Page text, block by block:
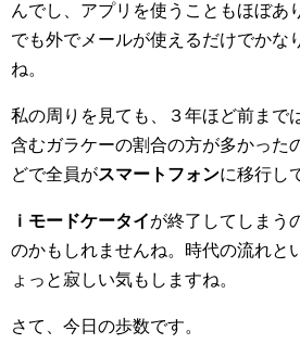
んでし、アプリを使うこともほぼあ
でも外でメールが使えるだけでかな
ね。
私の周りを見ても、３年ほど前まで
含むガラケーの割合の方が多かった
どで全員がスマートフォンに移行し
ｉモードケータイが終了してしまう
のかもしれませんね。時代の流れと
ょっと寂しい気もしますね。
さて、今日の歩数です。